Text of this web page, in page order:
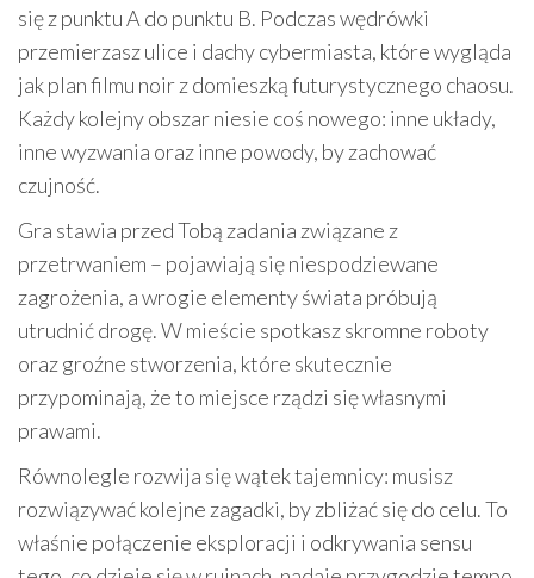
się z punktu A do punktu B. Podczas wędrówki
przemierzasz ulice i dachy cybermiasta, które wygląda
jak plan filmu noir z domieszką futurystycznego chaosu.
Każdy kolejny obszar niesie coś nowego: inne układy,
inne wyzwania oraz inne powody, by zachować
czujność.
Gra stawia przed Tobą zadania związane z
przetrwaniem – pojawiają się niespodziewane
zagrożenia, a wrogie elementy świata próbują
utrudnić drogę. W mieście spotkasz skromne roboty
oraz groźne stworzenia, które skutecznie
przypominają, że to miejsce rządzi się własnymi
prawami.
Równolegle rozwija się wątek tajemnicy: musisz
rozwiązywać kolejne zagadki, by zbliżać się do celu. To
właśnie połączenie eksploracji i odkrywania sensu